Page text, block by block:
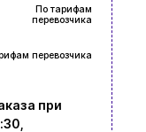
По тарифам
перевозчика
перевозчика
при